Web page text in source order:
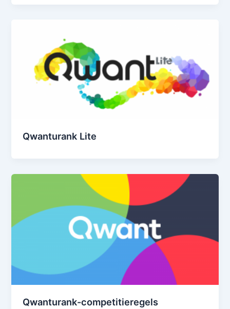
Qwanturank Lite
Qwanturank-competitieregels